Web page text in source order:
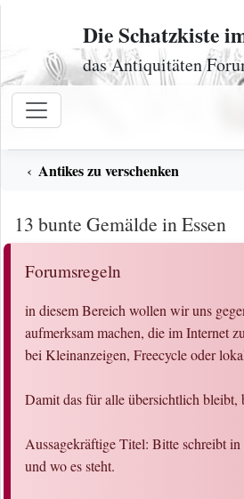
Zum Inhalt
Die Schatzkiste
das Antiquitäten
Antikes zu verschenken
13 bunte Gemälde in Essen
Forumsregeln
in diesem Bereich wollen wir uns
aufmerksam machen, die im Internet
bei Kleinanzeigen, Freecycle oder
Damit das für alle übersichtlich bleibt,
Aussagekräftige Titel: Bitte schreibt
und wo es steht.